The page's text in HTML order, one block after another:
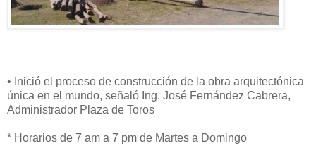
• Inició el proceso de construcción de la obra arquitectónica
única en el mundo, señaló Ing. José Fernández Cabrera,
Administrador Plaza de Toros
* Horarios de 7 am a 7 pm de Martes a Domingo